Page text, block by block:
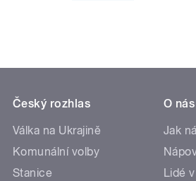
Český rozhlas
Válka na Ukrajině
Komunální volby
Stanice
O nás
Jak
Lidé